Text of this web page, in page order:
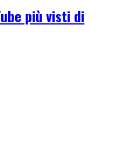
più visti di